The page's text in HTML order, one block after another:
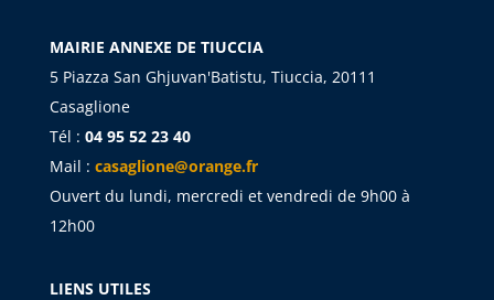
MAIRIE ANNEXE DE TIUCCIA
5 Piazza San Ghjuvan'Batistu, Tiuccia, 20111
Casaglione
Tél : 04 95 52 23 40
Mail : casaglione@orange.fr
Ouvert du lundi, mercredi et vendredi de 9h00 à
12h00
LIENS UTILES